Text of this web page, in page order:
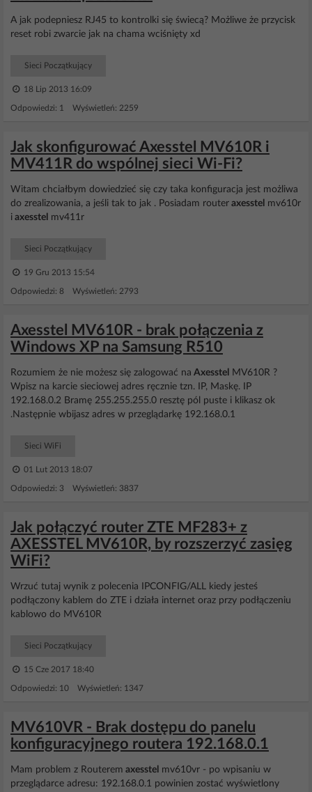
A jak podepniesz RJ45 to kontrolki się świecą? Możliwe że przycisk
reset robi zwarcie jak na chama wciśnięty xd
Sieci Początkujący
18 Lip 2013 16:09
Odpowiedzi: 1 Wyświetleń: 2259
Jak skonfigurować Axesstel MV610R i
MV411R do wspólnej sieci Wi-Fi?
Witam chciałbym dowiedzieć się czy taka konfiguracja jest możliwa
do zrealizowania, a jeśli tak to jak . Posiadam router axesstel mv610r
i axesstel mv411r
Sieci Początkujący
19 Gru 2013 15:54
Odpowiedzi: 8 Wyświetleń: 2793
Axesstel MV610R - brak połączenia z
Windows XP na Samsung R510
Rozumiem że nie możesz się zalogować na Axesstel
MV610R ?
Wpisz na karcie sieciowej adres ręcznie tzn. IP, Maskę. IP
192.168.0.2 Bramę 255.255.255.0 resztę pól puste i klikasz ok
.Następnie wbijasz adres w przeglądarkę 192.168.0.1
Sieci WiFi
01 Lut 2013 18:07
Odpowiedzi: 3 Wyświetleń: 3837
Jak połączyć router ZTE MF283+ z
AXESSTEL MV610R, by rozszerzyć zasięg
WiFi?
Wrzuć tutaj wynik z polecenia IPCONFIG/ALL kiedy jesteś
podłączony kablem do ZTE i działa internet oraz przy podłączeniu
kablowo do MV610R
Sieci Początkujący
15 Cze 2017 18:40
Odpowiedzi: 10 Wyświetleń: 1347
MV610VR - Brak dostępu do panelu
konfiguracyjnego routera 192.168.0.1
Mam problem z Routerem axesstel mv610vr - po wpisaniu w
przeglądarce adresu: 192.168.0.1 powinien zostać wyświetlony